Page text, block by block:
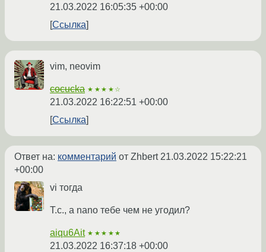
21.03.2022 16:05:35 +00:00
Ссылка
vim, neovim
cocucka ★★★★☆
21.03.2022 16:22:51 +00:00
Ссылка
Ответ на: комментарий от Zhbert21.03.2022 15:22:21
+00:00
vi тогда
Т.с., а nano тебе чем не угодил?
aiqu6Ait ★★★★★
21.03.2022 16:37:18 +00:00